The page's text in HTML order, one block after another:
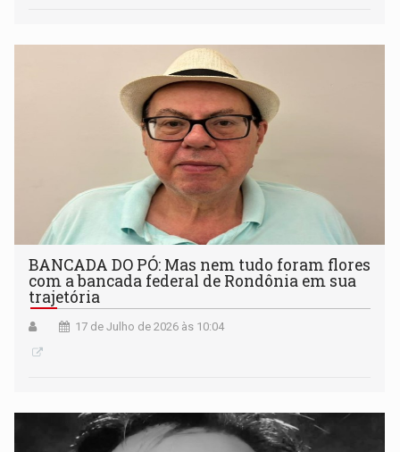
BANCADA DO PÓ: Mas nem tudo foram flores
com a bancada federal de Rondônia em sua
trajetória
17 de Julho de 2026 às 10:04